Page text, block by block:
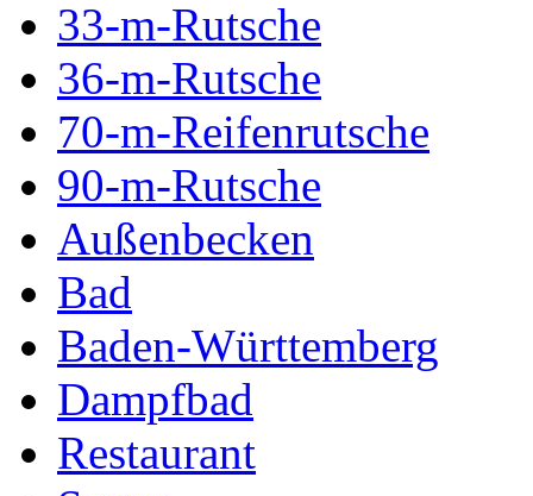
33-m-Rutsche
36-m-Rutsche
70-m-Reifenrutsche
90-m-Rutsche
Außenbecken
Bad
Baden-Württemberg
Dampfbad
Restaurant